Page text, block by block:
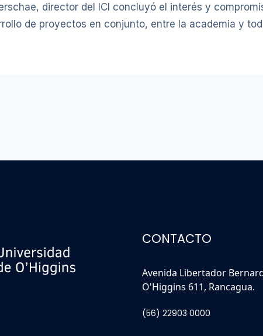
director del ICI concluyó el interés y
de proyectos en conjunto, entre la academia y
CONTACTO
Avenida Libertador
O'Higgins 611, Rancagua.
(56) 22903 0000